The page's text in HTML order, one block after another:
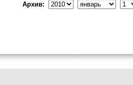
Архив: